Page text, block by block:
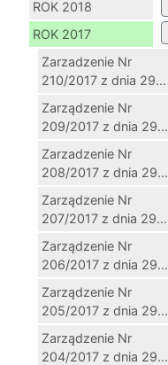
ROK 2018
ROK 2017
Zarzadzenie Nr
210/2017 z dnia 29...
Zarządzenie Nr
209/2017 z dnia 29...
Zarzadzenie Nr
208/2017 z dnia 29...
Zarządzenie Nr
207/2017 z dnia 29...
Zarządzenie Nr
206/2017 z dnia 29...
Zarządzenie Nr
205/2017 z dnia 29...
Zarządzenie Nr
204/2017 z dnia 29...